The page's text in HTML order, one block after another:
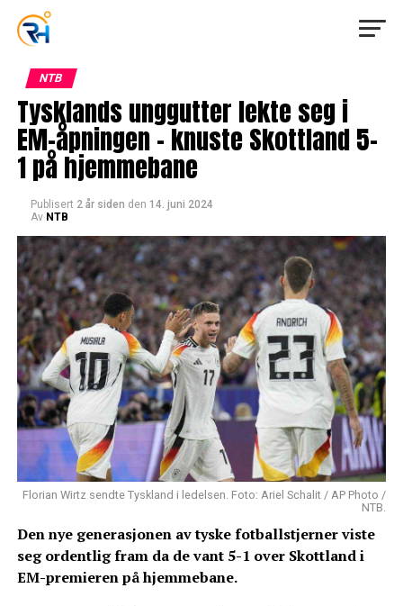
NTB
Tysklands unggutter lekte seg i
EM-åpningen – knuste Skottland 5-
1 på hjemmebane
Publisert 2 år siden den 14. juni 2024
Av NTB
Florian Wirtz sendte Tyskland i ledelsen. Foto: Ariel Schalit / AP Photo /
NTB.
Den nye generasjonen av tyske fotballstjerner viste
seg ordentlig fram da de vant 5-1 over Skottland i
EM-premieren på hjemmebane.